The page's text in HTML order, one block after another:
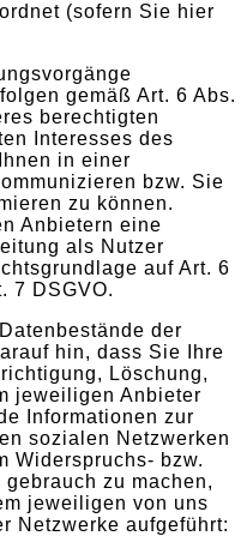
(sofern Sie hier
gemäß Art. 6 Abs.
berechtigten
Interesses des
in einer
bzw. Sie
zu können.
Anbietern eine
als Nutzer
auf Art. 6
7 DSGVO.
der
hin, dass Sie Ihre
Löschung,
jeweiligen Anbieter
Informationen zur
sozialen Netzwerken
Widerspruchs- bzw.
zu machen,
jeweiligen von uns
Netzwerke aufgeführt: